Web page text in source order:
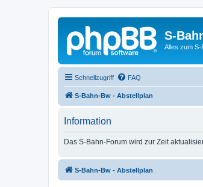
S-
Alles zum S-
Schnellzugriff FAQ
S-Bahn-Bw - Abstellplan
Information
Das S-Bahn-Forum wird zur Zeit
S-Bahn-Bw - Abstellplan